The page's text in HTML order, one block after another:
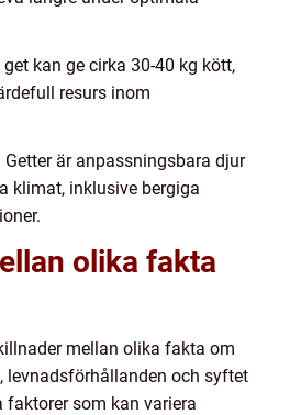
kan ge cirka 30-40 kg kött,
resurs inom
är anpassningsbara djur
klimat, inklusive bergiga
olika fakta
mellan olika fakta om
levnadsförhållanden och syftet
faktorer som kan variera